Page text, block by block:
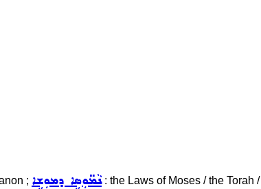
; ܢܵܡ̈ܘܼܣܹܐ ܕܡܘܼܫܹܐ: the Laws of Moses / the Torah /